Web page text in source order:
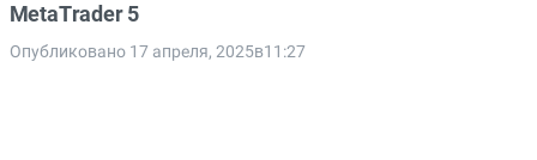
MetaTrader 5
Опубликовано 17 апреля, 2025в11:27